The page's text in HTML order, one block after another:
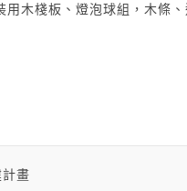
木棧板、燈泡球組，木條
畫